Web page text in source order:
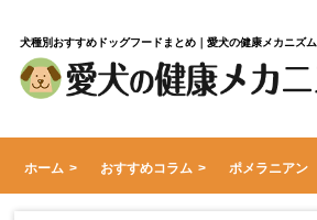
犬種別おすすめドッグフードまとめ｜愛犬の健康メカニズム
ホーム おすすめコラム ポメラニアン